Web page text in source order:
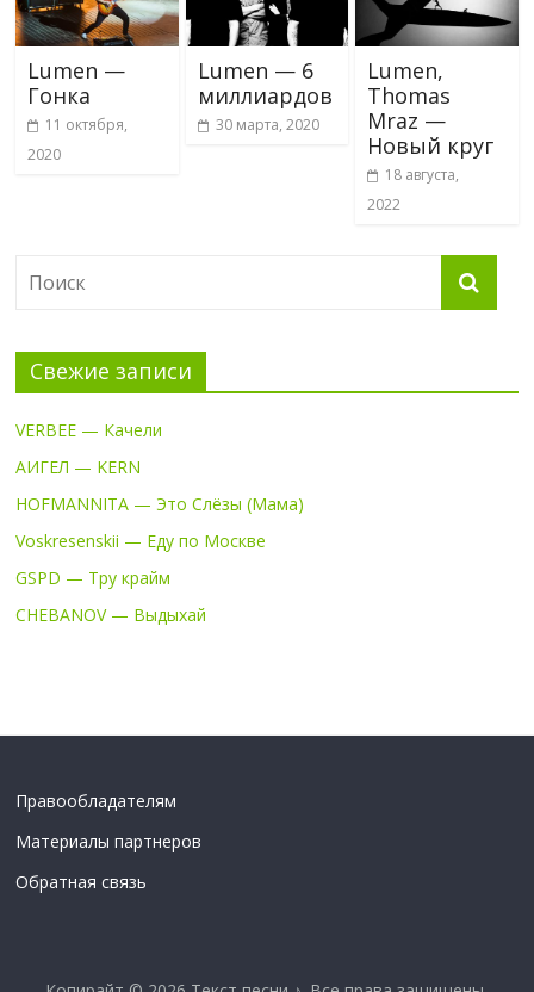
Lumen —
Гонка
11 октября,
2020
Lumen — 6
миллиардов
30 марта, 2020
Lumen,
Thomas
Mraz —
Новый круг
18 августа,
2022
Свежие записи
VERBEE — Качели
АИГЕЛ — KERN
HOFMANNITA — Это Слёзы (Мама)
Voskresenskii — Еду по Москве
GSPD — Тру крайм
CHEBANOV — Выдыхай
Правообладателям
Материалы партнеров
Обратная связь